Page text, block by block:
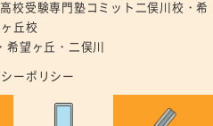
校受験専門塾コミット二俣川校・希
丘校
希望ヶ丘・二俣川
ーポリシー